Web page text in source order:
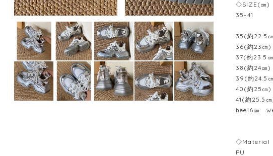
◇SIZE(㎝)
35-41
35(約22.5
36(約23㎝)
37(約23.5
38(約24㎝)
39(約24.5
40(約25㎝)
41(約25.5
heel6㎝
◇Material
PU